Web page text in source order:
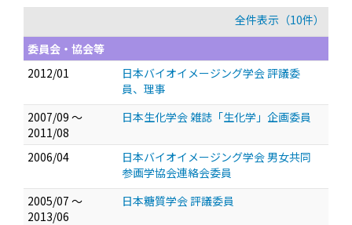
全件表示（10件）
委員会・協会等
2012/01
日本バイオイメージング学会 評議委
員、理事
2007/09 ～
2011/08
日本生化学会 雑誌「生化学」企画委員
2006/04
日本バイオイメージング学会 男女共同
参画学協会連絡会委員
2005/07 ～
2013/06
日本糖質学会 評議委員